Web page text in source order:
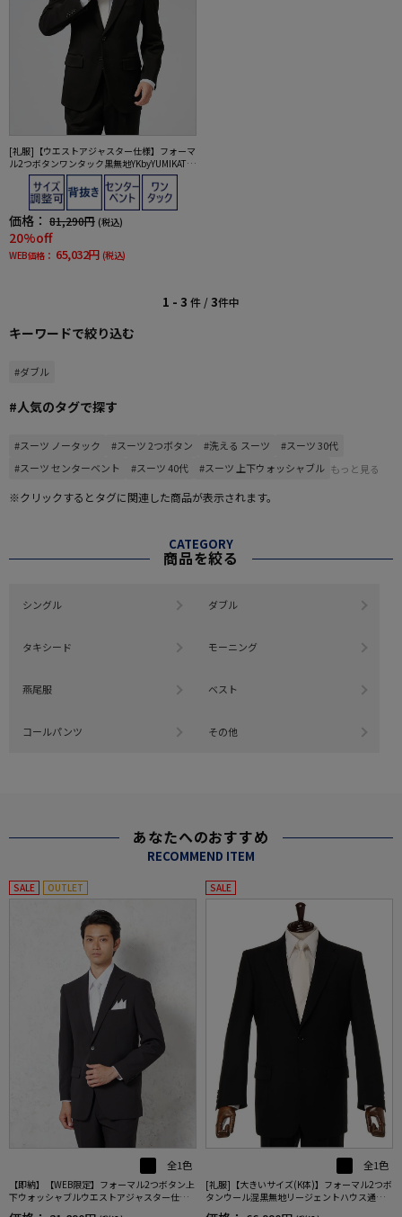
[礼服]【ウエストアジャスター仕様】フォーマ
ル2つボタンワンタック黒無地YKbyYUMIKATS
URA通年礼服【定番】
価格： 81,290円 (税込)
20%off
WEB価格： 65,032円 (税込)
1 - 3 件 /3件中
キーワードで絞り込む
#ダブル
#人気のタグで探す
#スーツ ノータック #スーツ 2つボタン #洗える スーツ
#スーツ 30代
#スーツ センターベント
#スーツ 40代 #スーツ 上下ウォッシャブル もっと見る
※クリックするとタグに関連した商品が表示されます。
CATEGORY
商品を絞る
シングル ダブル
タキシード モーニング
燕尾服 ベスト
コールパンツ その他
あなたへのおすすめ
RECOMMEND ITEM
SALE OUTLET
全1色
【即納】【WEB限定】フォーマル2つボタン上
下ウォッシャブルウエストアジャスター仕様
黒無地通年礼服
SALE
全1色
[礼服]【大きいサイズ(K体)】フォーマル2つボ
タンウール混黒無地リージェントハウス通年
礼服【定番】